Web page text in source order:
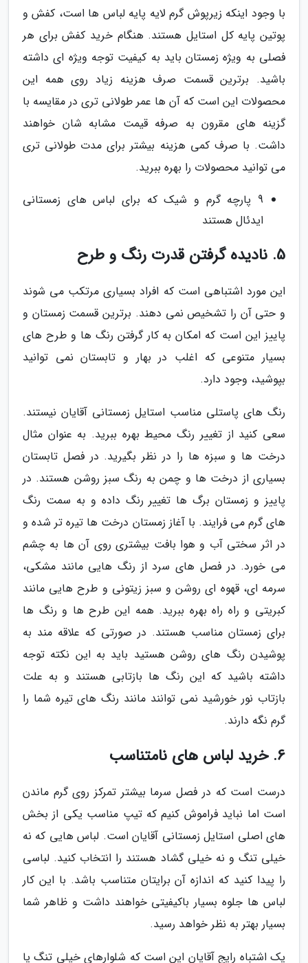
با وجود اینکه زیرپوش گرم لایه پایه لباس ها است، کفش و
پوتین پایه کل استایل هستند. هنگام خرید کفش برای هر
فصلی به ویژه زمستان باید به کیفیت توجه ویژه ای داشته
باشید. برترین قسمت صرف هزینه زیاد روی همه این
محصولات این است که آن ها عمر طولانی تری در مقایسه با
گزینه های مقرون به صرفه قیمت مشابه شان خواهند
داشت. با صرف کمی هزینه بیشتر برای مدت طولانی تری
می توانید محصولات را بهره ببرید.
9 پارچه گرم و شیک که برای لباس های زمستانی
ایدئال هستند
5. نادیده گرفتن قدرت رنگ و طرح
این مورد اشتباهی است که افراد بسیاری مرتکب می شوند
و حتی آن را تشخیص نمی دهند. برترین قسمت زمستان و
پاییز این است که امکان به کار گرفتن رنگ ها و طرح های
بسیار متنوعی که اغلب در بهار و تابستان نمی توانید
بپوشید، وجود دارد.
رنگ های پاستلی مناسب استایل زمستانی آقایان نیستند.
سعی کنید از تغییر رنگ محیط بهره ببرید. به عنوان مثال
درخت ها و سبزه ها را در نظر بگیرید. در فصل تابستان
بسیاری از درخت ها و چمن به رنگ سبز روشن هستند. در
پاییز و زمستان برگ ها تغییر رنگ داده و به سمت رنگ
های گرم می فرایند. با آغاز زمستان درخت ها تیره تر شده و
در اثر سختی آب و هوا بافت بیشتری روی آن ها به چشم
می خورد. در فصل های سرد از رنگ هایی مانند مشکی،
سرمه ای، قهوه ای روشن و سبز زیتونی و طرح هایی مانند
کبریتی و راه راه بهره ببرید. همه این طرح ها و رنگ ها
برای زمستان مناسب هستند. در صورتی که علاقه مند به
پوشیدن رنگ های روشن هستید باید به این نکته توجه
داشته باشید که این رنگ ها بازتابی هستند و به علت
بازتاب نور خورشید نمی توانند مانند رنگ های تیره شما را
گرم نگه دارند.
6. خرید لباس های نامتناسب
درست است که در فصل سرما بیشتر تمرکز روی گرم ماندن
است اما نباید فراموش کنیم که تیپ مناسب یکی از بخش
های اصلی استایل زمستانی آقایان است. لباس هایی که نه
خیلی تنگ و نه خیلی گشاد هستند را انتخاب کنید. لباسی
را پیدا کنید که اندازه آن برایتان متناسب باشد. با این کار
لباس ها جلوه بسیار باکیفیتی خواهند داشت و ظاهر شما
بسیار بهتر به نظر خواهد رسید.
یک اشتباه رایج آقایان این است که شلوارهای خیلی تنگ یا